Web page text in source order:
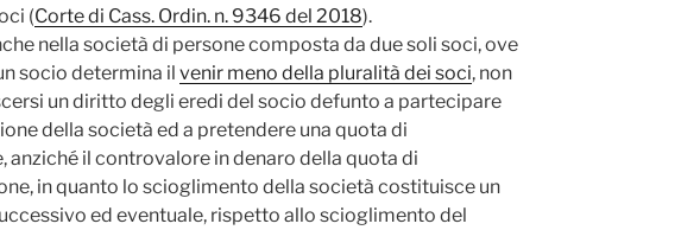
(Corte di Cass. Ordin. n. 9346 del 2018).
nella società di persone composta da due soli soci, ove
socio determina il venir meno della pluralità dei soci, non
un diritto degli eredi del socio defunto a partecipare
della società ed a pretendere una quota di
anziché il controvalore in denaro della quota di
in quanto lo scioglimento della società costituisce un
ed eventuale, rispetto allo scioglimento del